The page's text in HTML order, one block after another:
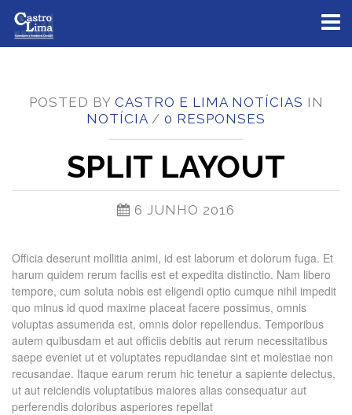
POSTED BY CASTRO E LIMA NOTÍCIAS IN
NOTÍCIA / 0 RESPONSES
SPLIT LAYOUT
6 JUNHO 2016
Officia deserunt mollitia animi, id est laborum et dolorum fuga. Et
harum quidem rerum facilis est et expedita distinctio. Nam libero
tempore, cum soluta nobis est eligendi optio cumque nihil impedit
quo minus id quod maxime placeat facere possimus, omnis
voluptas assumenda est, omnis dolor repellendus. Temporibus
autem quibusdam et aut officiis debitis aut rerum necessitatibus
saepe eveniet ut et voluptates repudiandae sint et molestiae non
recusandae. Itaque earum rerum hic tenetur a sapiente delectus,
ut aut reiciendis voluptatibus maiores alias consequatur aut
perferendis doloribus asperiores repellat